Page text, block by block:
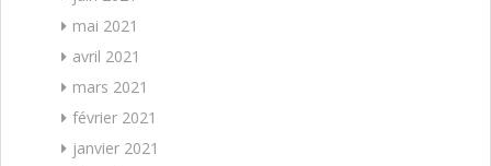
mai 2021
avril 2021
mars 2021
février 2021
janvier 2021